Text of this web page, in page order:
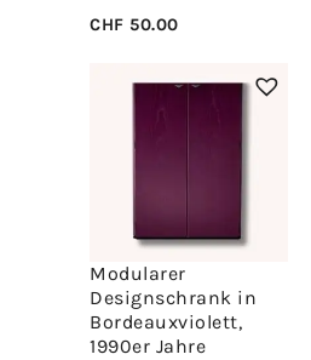
CHF 50.00
Modularer
Designschrank in
Bordeauxviolett,
1990er Jahre